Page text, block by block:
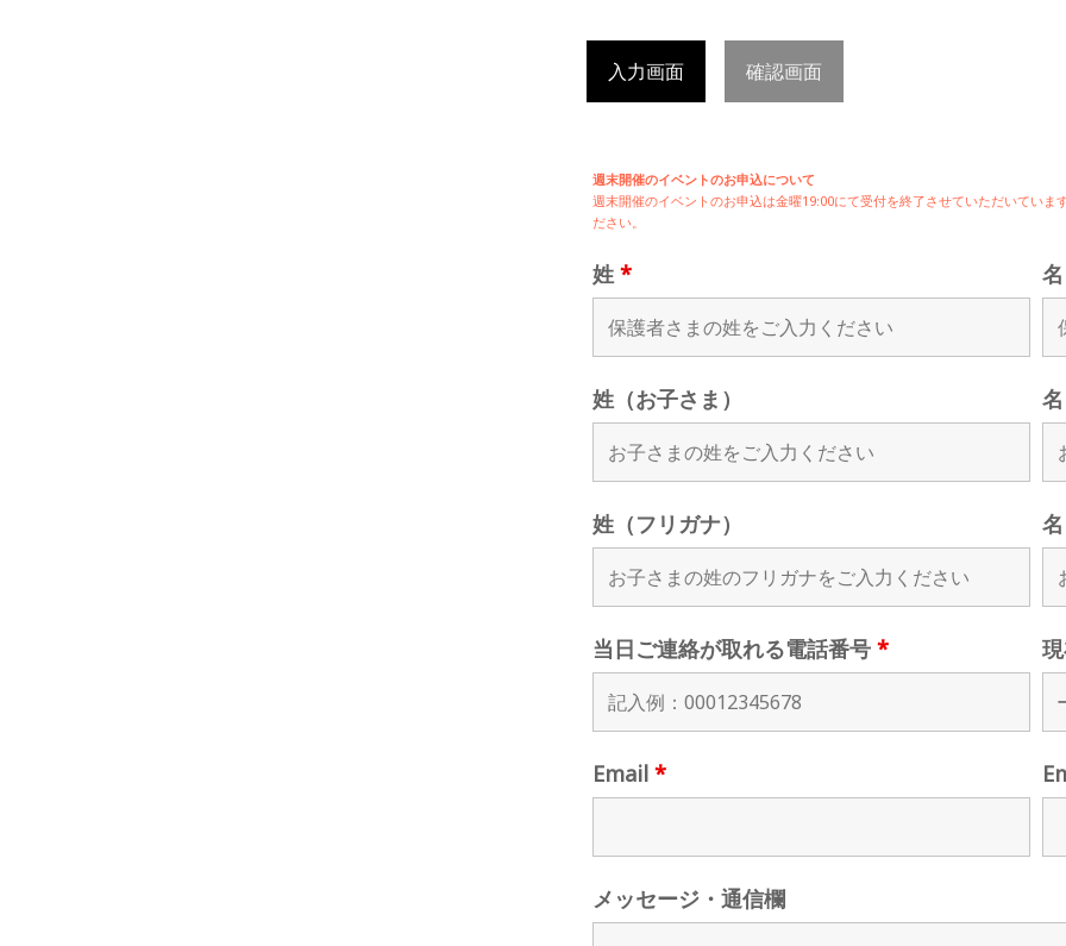
入力画面 確認画面
週末開催のイベントのお申込について
週末開催のイベントのお申込は金曜19:00にて受付を終了させていただいていま
ださい。
姓 *
姓（お子さま）
姓（フリガナ）
当日ご連絡が取れる電話番号 *
Email *
メッセージ・通信欄